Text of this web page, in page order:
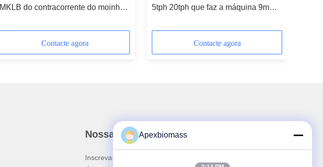
MKLB do contracorrente do moinho
Contacte agora
5tph 20tph que faz a máquina 9mm o
pelota
Contacte agora
Nossa Newsletter
Inscreva-se no nosso boletim informativo para obter
Apexbiomass